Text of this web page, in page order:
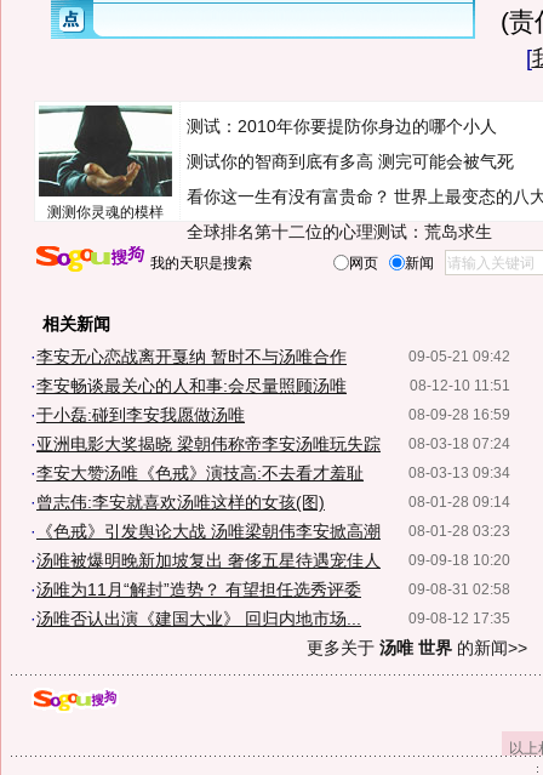
(责
[
测测你灵魂的模样
测试：2010年你要提防你身边的哪个小人
测试你的智商到底有多高 测完可能会被气死
看你这一生有没有富贵命？ 世界上最变态的八
全球排名第十二位的心理测试：荒岛求生
我的天职是搜索 网页 新闻
相关新闻
09-05-21 09:42
·李安无心恋战离开戛纳 暂时不与汤唯合作
08-12-10 11:51
·李安畅谈最关心的人和事:会尽量照顾汤唯
08-09-28 16:59
·于小磊:碰到李安我愿做汤唯
08-03-18 07:24
·亚洲电影大奖揭晓 梁朝伟称帝李安汤唯玩失踪
08-03-13 09:34
·李安大赞汤唯《色戒》演技高:不去看才羞耻
08-01-28 09:14
·曾志伟:李安就喜欢汤唯这样的女孩(图)
08-01-28 03:23
· 《色戒》引发舆论大战 汤唯梁朝伟李安掀高潮
09-09-18 10:20
·汤唯被爆明晚新加坡复出 奢侈五星待遇宠佳人
09-08-31 02:58
·汤唯为11月“解封”造势？ 有望担任选秀评委
09-08-12 17:35
·汤唯否认出演《建国大业》 回归内地市场...
更多关于 汤唯 世界 的新闻>>
以